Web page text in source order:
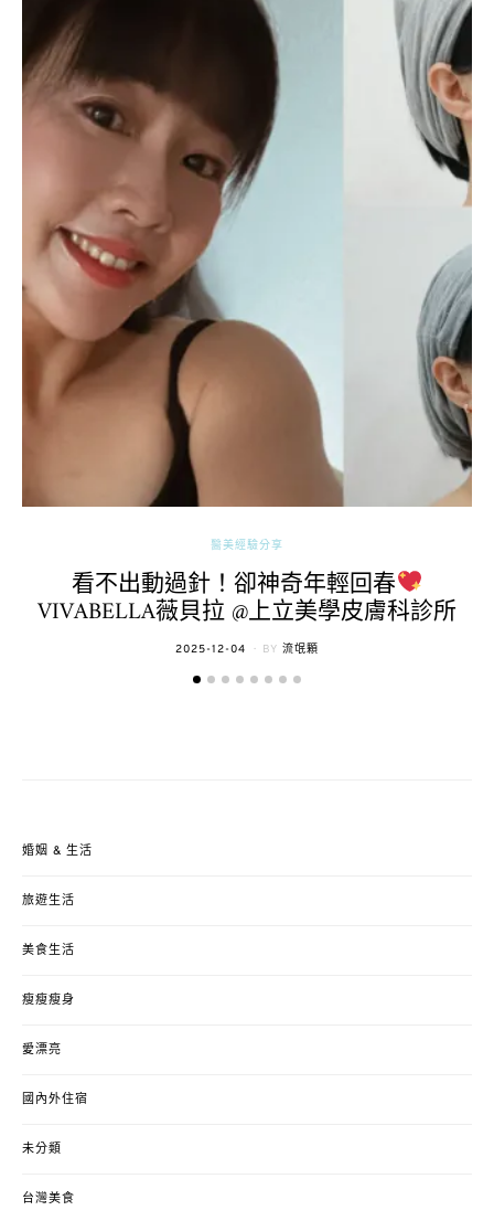
醫美經驗分享
看不出動過針！卻神奇年輕回春
VIVABELLA薇貝拉 @上立美學皮膚科診所
POSTED
2025-12-04 BY 流氓顆
婚姻 & 生活
旅遊生活
美食生活
瘦瘦瘦身
愛漂亮
國內外住宿
未分類
台灣美食